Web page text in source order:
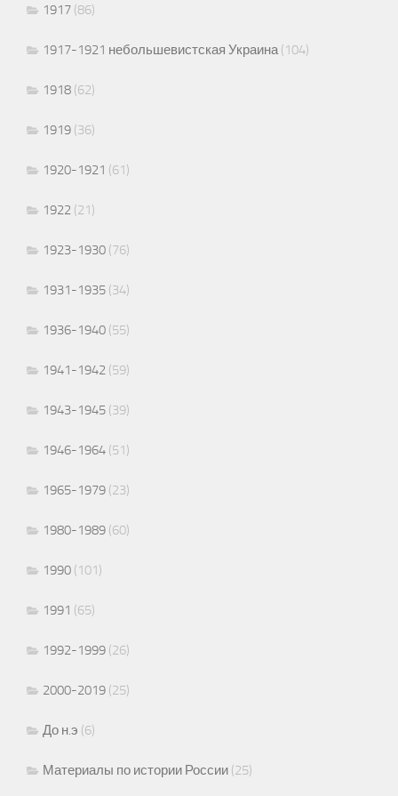
1917 (86)
1917-1921 небольшевистская Украина(104)
1918 (62)
1919 (36)
1920-1921 (61)
1922 (21)
1923-1930 (76)
1931-1935 (34)
1936-1940 (55)
1941-1942 (59)
1943-1945 (39)
1946-1964 (51)
1965-1979 (23)
1980-1989 (60)
1990 (101)
1991 (65)
1992-1999 (26)
2000-2019 (25)
До н.э (6)
Материалы по истории России (25)